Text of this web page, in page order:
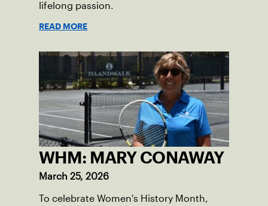
lifelong passion.
READ MORE
WHM: MARY CONAWAY
March 25, 2026
To celebrate Women's History Month,